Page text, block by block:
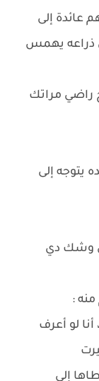
عائدة إلى
ذراعه يهمس
راضي مراتك
يتوجه إلى
وشك دي
:
لو أعرف
إلى